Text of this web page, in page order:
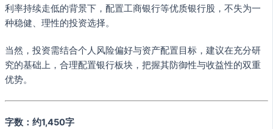
利率持续走低的背景下，配置工商银行等优质银行股，不失为一
种稳健、理性的投资选择。
当然，投资需结合个人风险偏好与资产配置目标，建议在充分研
究的基础上，合理配置银行板块，把握其防御性与收益性的双重
优势。
字数：约1,450字